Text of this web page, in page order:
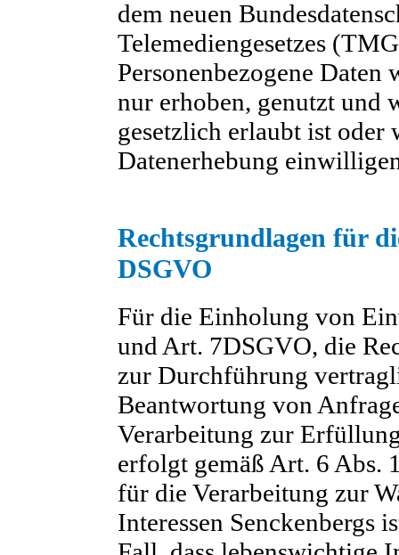
dem neuen
Telemediengesetzes
Personenbezogene Daten
nur erhoben, genutzt und
gesetzlich erlaubt ist oder
Datenerhebung
Rechtsgrundlagen für
DSGVO
Für die Einholung von
und Art. 7DSGVO, die
zur Durchführung
Beantwortung von
Verarbeitung zur
erfolgt gemäß Art. 6 Abs.
für die Verarbeitung zur
Interessen Senckenbergs